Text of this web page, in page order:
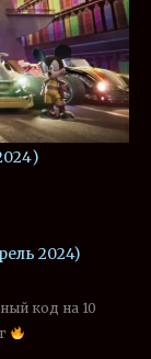
2024)
код на 10